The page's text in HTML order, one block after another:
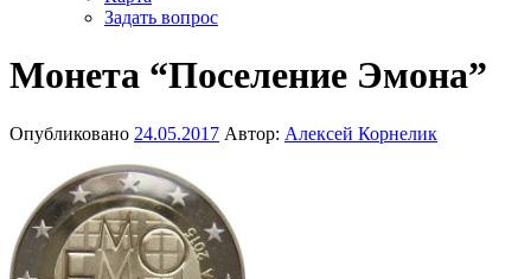
Задать вопрос
Монета “Поселение Эмона”
Опубликовано 24.05.2017 Автор: Алексей Корнелик